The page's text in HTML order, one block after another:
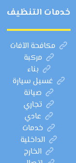
خدمات التنظيف
مكافحة الآفات
مركبة
بناء
غسيل سيارة
صيانة
تجاري
عادي
خدمات
الداخلية
الخارج